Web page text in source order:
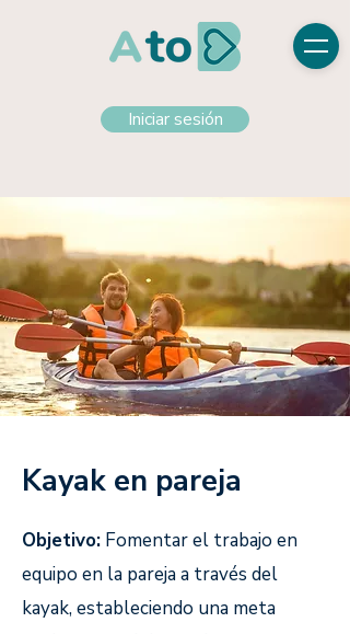
Iniciar sesión
Kayak en pareja
Objetivo: Fomentar el trabajo en
equipo en la pareja a través del
kayak, estableciendo una meta